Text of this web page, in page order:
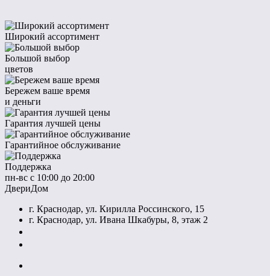
Широкий ассортимент
Большой выбор
цветов
Бережем ваше время
и деньги
Гарантия лучшей цены
Гарантийное обслуживание
Поддержка
пн-вс с 10:00 до 20:00
ДвериДом
г. Краснодар, ул. Кирилла Россинского, 15
г. Краснодар, ул. Ивана Шкабуры, 8, этаж 2